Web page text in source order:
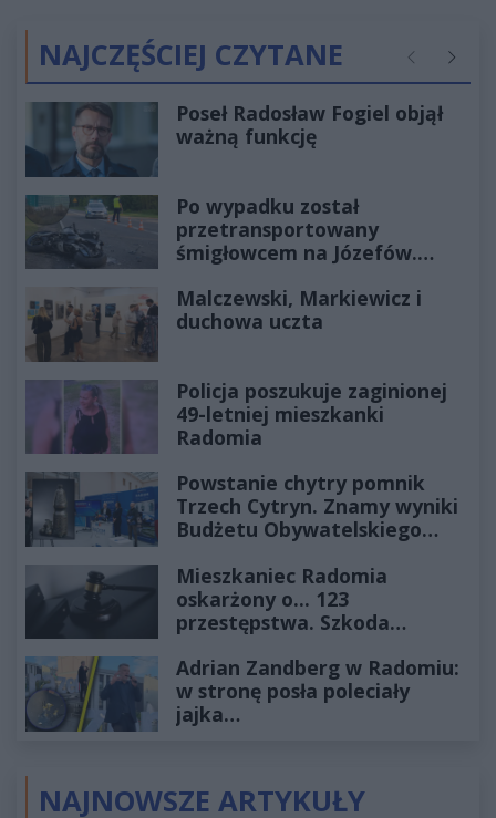
NAJCZĘŚCIEJ CZYTANE Poprzednie
Poseł Radosław Fogiel objął
ważną funkcję
Po wypadku został
przetransportowany
śmigłowcem na Józefów.
Malczewski, Markiewicz i
duchowa uczta
Policja poszukuje zaginionej
49-letniej mieszkanki
Radomia
Powstanie chytry pomnik
Trzech Cytryn. Znamy wyniki
Budżetu Obywatelskiego
Mieszkaniec Radomia
oskarżony o... 123
przestępstwa. Szkoda
złotych
Adrian Zandberg w Radomiu:
w stronę posła poleciały
jajka…
NAJNOWSZE ARTYKUŁY